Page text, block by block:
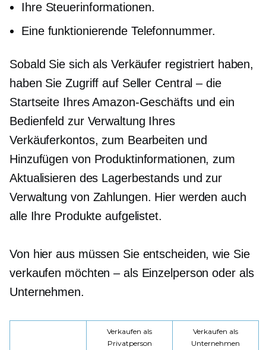
Ihre Steuerinformationen.
Eine funktionierende Telefonnummer.
Sobald Sie sich als Verkäufer registriert haben,
haben Sie Zugriff auf Seller Central – die
Startseite Ihres Amazon-Geschäfts und ein
Bedienfeld zur Verwaltung Ihres
Verkäuferkontos, zum Bearbeiten und
Hinzufügen von Produktinformationen, zum
Aktualisieren des Lagerbestands und zur
Verwaltung von Zahlungen. Hier werden auch
alle Ihre Produkte aufgelistet.
Von hier aus müssen Sie entscheiden, wie Sie
verkaufen möchten – als Einzelperson oder als
Unternehmen.
Verkaufen als
Privatperson
Verkaufen als
Unternehmen